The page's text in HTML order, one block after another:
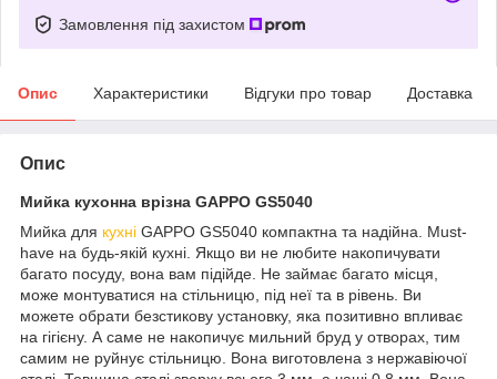
Замовлення під захистом
Опис Характеристики Відгуки про товар Доставка
Опис
Мийка кухонна врізна GAPPO GS5040
Мийка для кухні GAPPO GS5040 компактна та надійна. Must-
have на будь-якій кухні. Якщо ви не любите накопичувати
багато посуду, вона вам підійде. Не займає багато місця,
може монтуватися на стільницю, під неї та в рівень. Ви
можете обрати безстикову установку, яка позитивно впливає
на гігієну. А саме не накопичує мильний бруд у отворах, тим
самим не руйнує стільницю. Вона виготовлена з нержавіючої